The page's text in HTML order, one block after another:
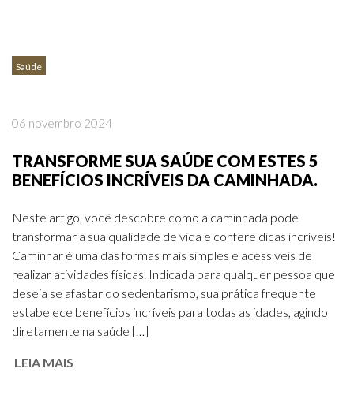
Saúde
06 novembro 2024
TRANSFORME SUA SAÚDE COM ESTES 5
BENEFÍCIOS INCRÍVEIS DA CAMINHADA.
Neste artigo, você descobre como a caminhada pode
transformar a sua qualidade de vida e confere dicas incríveis!
Caminhar é uma das formas mais simples e acessíveis de
realizar atividades físicas. Indicada para qualquer pessoa que
deseja se afastar do sedentarismo, sua prática frequente
estabelece benefícios incríveis para todas as idades, agindo
diretamente na saúde […]
LEIA MAIS